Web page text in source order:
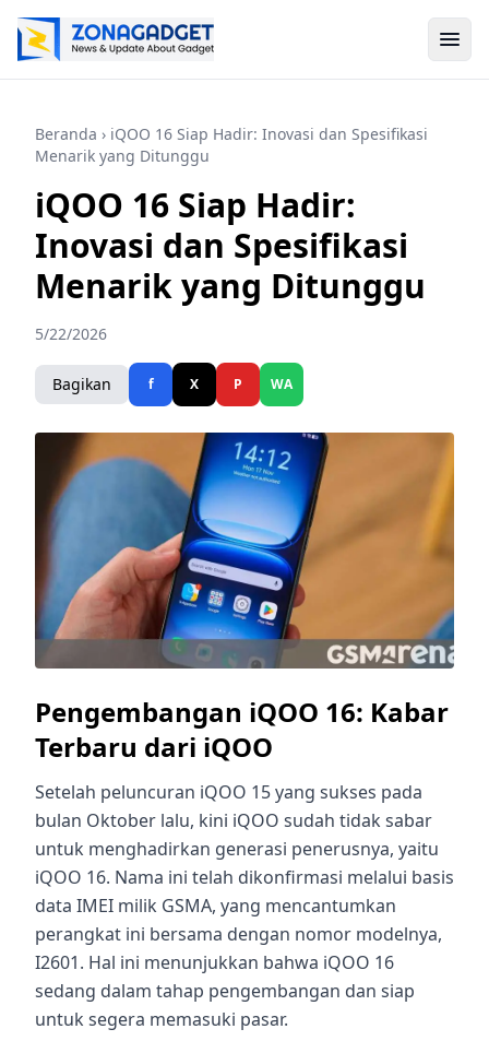
Beranda › iQOO 16 Siap Hadir: Inovasi dan Spesifikasi
Menarik yang Ditunggu
iQOO 16 Siap Hadir:
Inovasi dan Spesifikasi
Menarik yang Ditunggu
5/22/2026
Bagikan f X P WA
Pengembangan iQOO 16: Kabar
Terbaru dari iQOO
Setelah peluncuran iQOO 15 yang sukses pada
bulan Oktober lalu, kini iQOO sudah tidak sabar
untuk menghadirkan generasi penerusnya, yaitu
iQOO 16. Nama ini telah dikonfirmasi melalui basis
data IMEI milik GSMA, yang mencantumkan
perangkat ini bersama dengan nomor modelnya,
I2601. Hal ini menunjukkan bahwa iQOO 16
sedang dalam tahap pengembangan dan siap
untuk segera memasuki pasar.